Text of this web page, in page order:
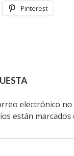
Pinterest
electrónico no
están marcados